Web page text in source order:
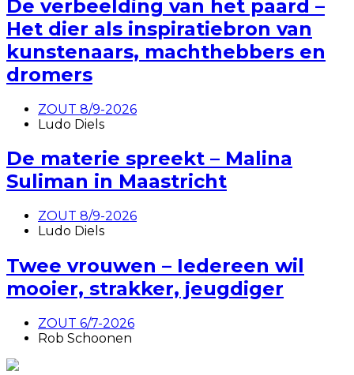
De verbeelding van het paard –
Het dier als inspiratiebron van
kunstenaars, machthebbers en
dromers
ZOUT 8/9-2026
Ludo Diels
De materie spreekt – Malina
Suliman in Maastricht
ZOUT 8/9-2026
Ludo Diels
Twee vrouwen – Iedereen wil
mooier, strakker, jeugdiger
ZOUT 6/7-2026
Rob Schoonen